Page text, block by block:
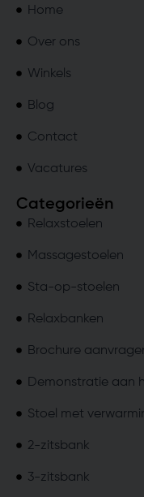
Home
Over ons
Winkels
Blog
Contact
Vacatures
Categorieën
Relaxstoelen
Massagestoelen
Sta-op-stoelen
Relaxbanken
Brochure
Demonstratie aan
Stoel met
2-zitsbank
3-zitsbank